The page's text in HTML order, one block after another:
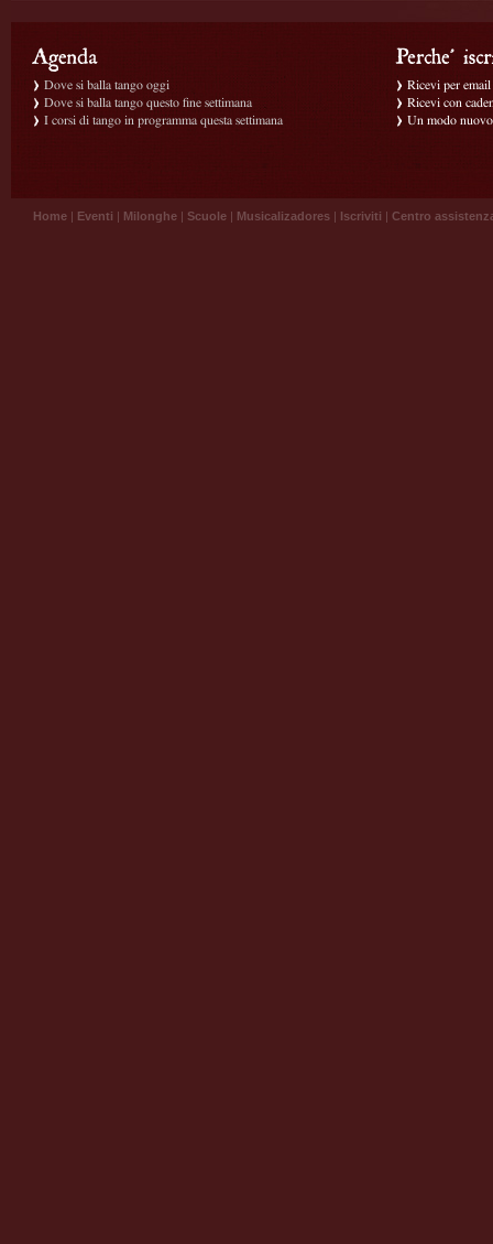
Dove si balla tango oggi
Dove si balla tango questo fine settimana
I corsi di tango in programma questa settimana
Ricevi per
Ricevi con
Un modo
Home | Eventi | Milonghe | Scuole | Musicalizadores | Iscriviti | Centro